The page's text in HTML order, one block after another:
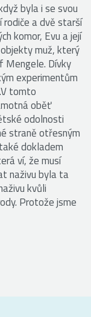
byla i se svou
rodiče a dvě starší
komor, Evu a její
muž, který
Mengele. Dívky
experimentům
tomto
oběť
odolnosti
straně otřesným
dokladem
ví, že musí
naživu byla ta
kvůli
Protože jsme